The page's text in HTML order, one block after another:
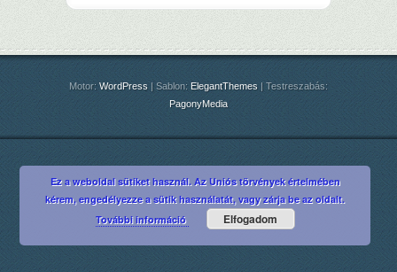
Motor: WordPress | Sablon: ElegantThemes | Testreszabás:
PagonyMedia
Ez a weboldal sütiket használ. Az Uniós törvények értelmében
kérem, engedélyezze a sütik használatát, vagy zárja be az oldalt.
További információ
Elfogadom